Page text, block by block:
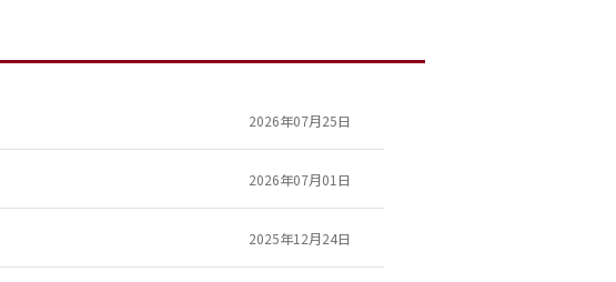
2026年07月25日
2026年07月01日
2025年12月24日